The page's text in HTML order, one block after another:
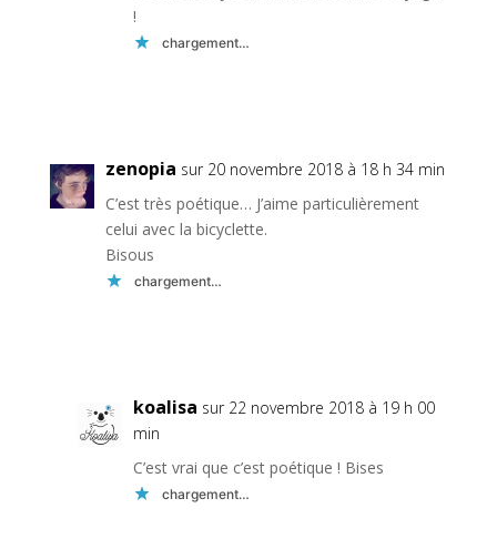
!
chargement…
zenopia sur 20 novembre 2018 à 18 h 34 min
C’est très poétique… J’aime particulièrement
celui avec la bicyclette.
Bisous
chargement…
koalisa sur 22 novembre 2018 à 19 h 00
min
C’est vrai que c’est poétique ! Bises
chargement…